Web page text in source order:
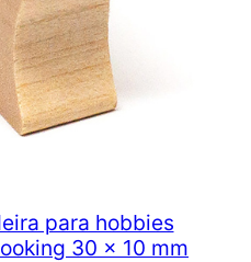
para hobbies
30 x 10 mm